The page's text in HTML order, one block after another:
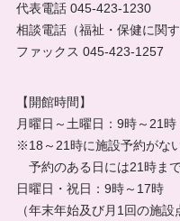
代表電話 045-423-1230
相談電話（福祉・保健に関
ファックス 045-423-1257
【開館時間】
月曜日～土曜日：9時～21時
※18～21時に施設予約がな
予約のある日には21時ま
日曜日・祝日：9時～17時
（年末年始及び月1回の施設